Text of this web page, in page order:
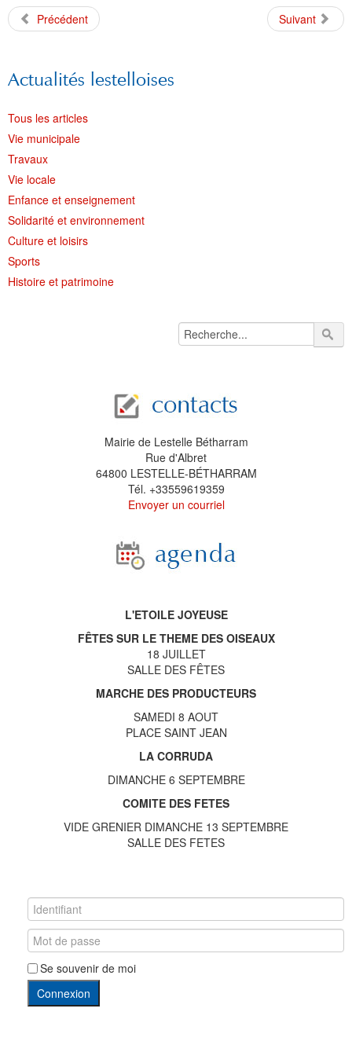
Précédent Suivant
Actualités lestelloises
Tous les articles
Vie municipale
Travaux
Vie locale
Enfance et enseignement
Solidarité et environnement
Culture et loisirs
Sports
Histoire et patrimoine
Mairie de Lestelle Bétharram
Rue d'Albret
64800 LESTELLE-BÉTHARRAM
Tél. +33559619359
Envoyer un courriel
L'ETOILE JOYEUSE
FÊTES SUR LE THEME DES OISEAUX
18 JUILLET
SALLE DES FÊTES
MARCHE DES PRODUCTEURS
SAMEDI 8 AOUT
PLACE SAINT JEAN
LA CORRUDA
DIMANCHE 6 SEPTEMBRE
COMITE DES FETES
VIDE GRENIER DIMANCHE 13 SEPTEMBRE
SALLE DES FETES
Se souvenir de moi
Connexion